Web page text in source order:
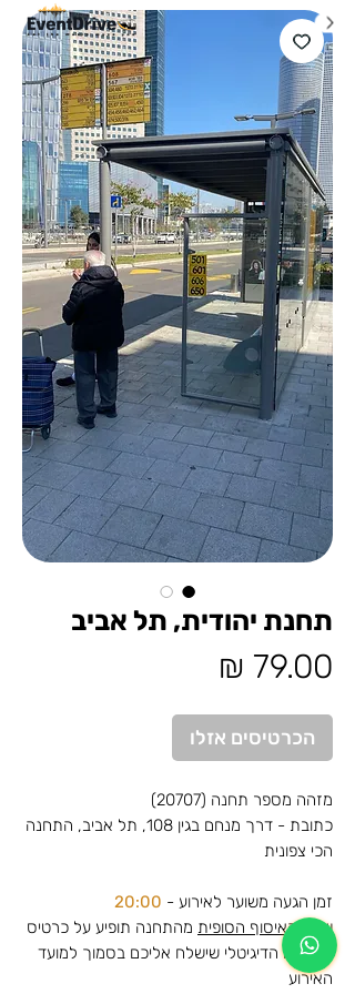
תחנת יהודית, תל אביב
הכרטיסים אזלו
מזהה מספר תחנה (20707)
כתובת - דרך מנחם בגין 108, תל אביב, התחנה
הכי צפונית
זמן הגעה משוער לאירוע - 20:00
שעת האיסוף הסופית מהתחנה תופיע על כרטיס
ההסעה הדיגיטלי שישלח אליכם בסמוך למועד
האירוע